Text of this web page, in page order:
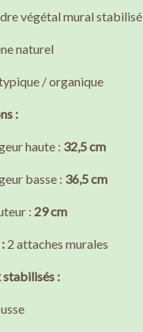
végétal mural stabilisé
naturel
/ organique
:
haute : 32,5 cm
basse : 36,5 cm
: 29 cm
2 attaches murales
stabilisés :